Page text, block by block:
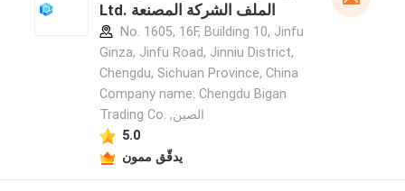
Ltd. الملف الشركة المصنعة
No. 1605, 16F, Building 10, Jinfu
Ginza, Jinfu Road, Jinniu District,
Chengdu, Sichuan Province, China
Company name: Chengdu Bigan
Trading Co. ,الصين
5.0
يدقّق ممون